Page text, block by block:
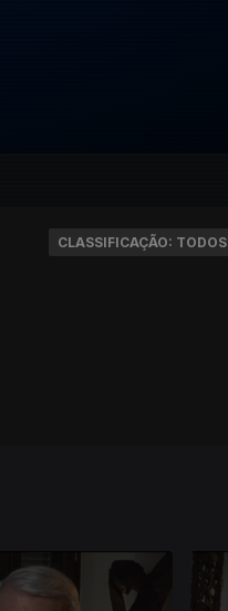
CLASSIFICAÇÃO: TODOS